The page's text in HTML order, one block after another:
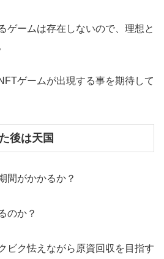
ゲームは存在しないので、理想と
ゲームが出現する事を期待して
後は天国
間がかかるか？
のか？
ビク怯えながら原資回収を目指す